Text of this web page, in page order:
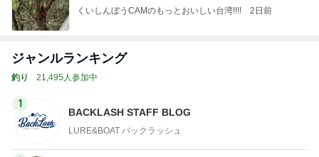
くいしんぼうCAMのもっとおいしい台湾!!!! 2日前
ジャンルランキング
釣り 21,495人参加中
1
BACKLASH STAFF BLOG
LURE&BOAT バックラッシュ